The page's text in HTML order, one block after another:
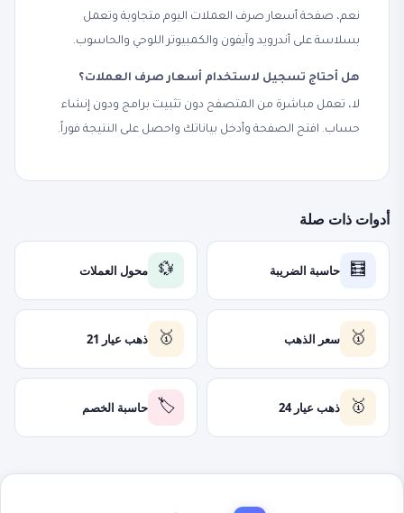
نعم، صفحة أسعار صرف العملات اليوم متجاوبة وتعمل
بسلاسة على أندرويد وآيفون والكمبيوتر اللوحي والحاسوب.
هل أحتاج تسجيل لاستخدام أسعار صرف العملات؟
لا، تعمل مباشرة من المتصفح دون تثبيت برامج ودون إنشاء
حساب. افتح الصفحة وأدخل بياناتك واحصل على النتيجة فوراً.
أدوات ذات صلة
🧮 حاسبة الضريبة 💱 محول العملات
🥇 سعر الذهب 🥇 ذهب عيار 21
🥇 ذهب عيار 24 🏷️ حاسبة الخصم